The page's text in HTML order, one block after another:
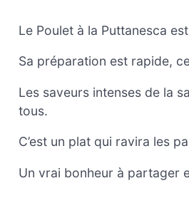
Le Poulet à la Puttanesca
Sa préparation est rapide,
Les saveurs intenses de la
tous.
C’est un plat qui ravira les
Un vrai bonheur à partager